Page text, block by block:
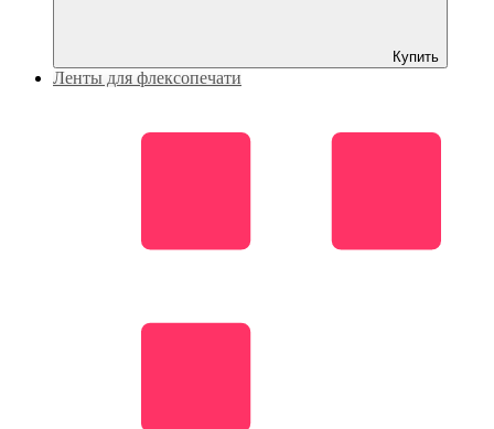
Купить
Ленты для флексопечати